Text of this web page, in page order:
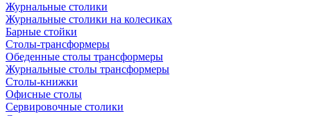
Журнальные столики
Журнальные столики на колесиках
Барные стойки
Столы-трансформеры
Обеденные столы трансформеры
Журнальные столы трансформеры
Столы-книжки
Офисные столы
Сервировочные столики